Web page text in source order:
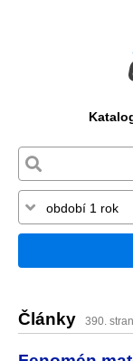
Články 390.